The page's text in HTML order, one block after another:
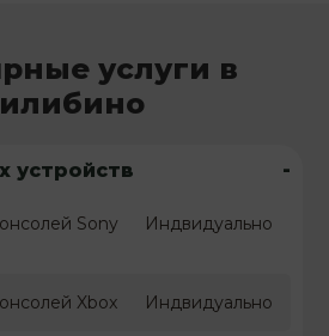
услуги в
устройств -
Sony
Индвидуально
Xbox Индвидуально